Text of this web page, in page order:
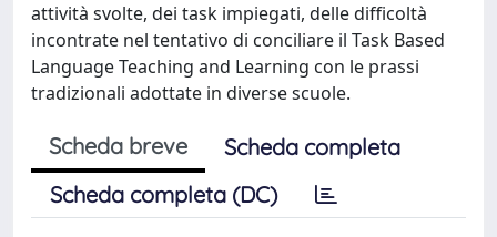
attività svolte, dei task impiegati, delle difficoltà
incontrate nel tentativo di conciliare il Task Based
Language Teaching and Learning con le prassi
tradizionali adottate in diverse scuole.
Scheda breve
Scheda completa
Scheda completa (DC)